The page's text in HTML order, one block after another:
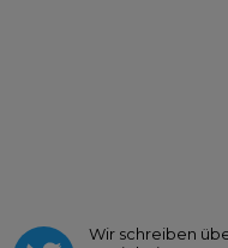
Wir schreiben